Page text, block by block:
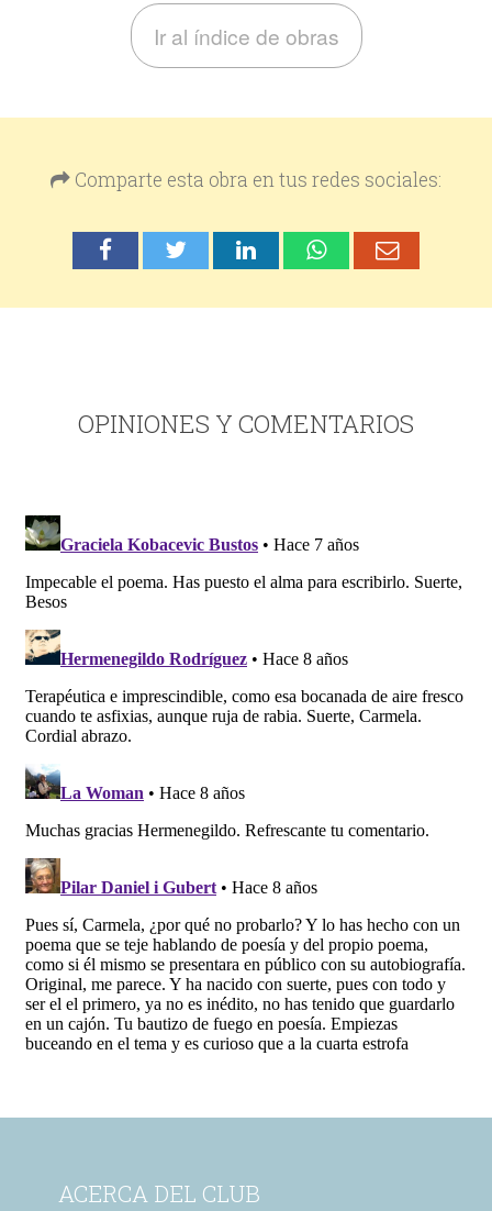
Ir al índice de obras
Comparte esta obra en tus redes sociales:
OPINIONES Y COMENTARIOS
ACERCA DEL CLUB